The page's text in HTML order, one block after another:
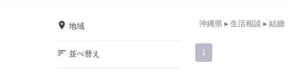
place 地域
sort 並べ替え
沖縄県 ▸ 生活相談 ▸ 結婚
1